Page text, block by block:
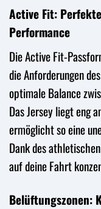
Active Fit:
Performance
Die Active Fit-
die Anforderungen
optimale Balance
Das Jersey liegt eng
ermöglicht so eine
Dank des
auf deine Fahrt
Belüftungszonen: